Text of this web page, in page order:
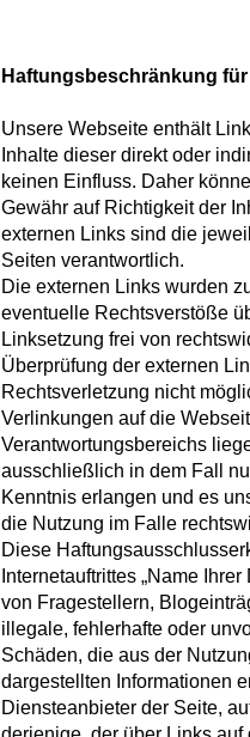
Haftungsbeschränkung
Unsere Webseite enthält
Inhalte dieser direkt oder
keinen Einfluss. Daher
Gewähr auf Richtigkeit der
externen Links sind die
Seiten verantwortlich.
Die externen Links wurden
eventuelle Rechtsverstöße
Linksetzung frei von
Überprüfung der externen
Rechtsverletzung nicht
Verlinkungen auf die
Verantwortungsbereichs
ausschließlich in dem Fall
Kenntnis erlangen und es
die Nutzung im Falle
Diese
Internetauftrittes „Name
von Fragestellern,
illegale, fehlerhafte oder
Schäden, die aus der
dargestellten Informationen
Diensteanbieter der Seite,